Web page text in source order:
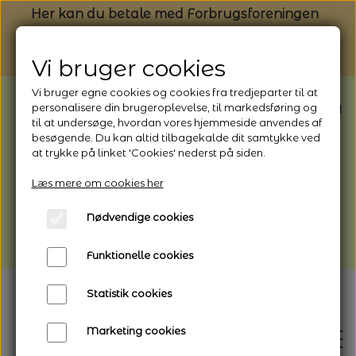
Her kan du betale med Forbrugsforeningen
BEMÆRK: Butikken har ferielukket* fra
1/8 - 9/8 - 2026
*Webshoppen er åben og sender hele
afhentning
Vi gør opmærksom på, at der kan være lidt
længere leveringstid
Vi bruger cookies
Vi bruger egne cookies og cookies fra tredjeparter til at
personalisere din brugeroplevelse, til markedsføring og
til at undersøge, hvordan vores hjemmeside anvendes af
besøgende. Du kan altid tilbagekalde dit samtykke ved
at trykke på linket 'Cookies' nederst på siden.
Læs mere om cookies her
Nødvendige cookies
Funktionelle cookies
Statistik cookies
Marketing cookies